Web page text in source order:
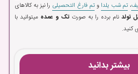
،تم شب یلدا وتم فارغ التحصیلی را نیز به کالاهای
تولد نام برده را به صورت تک و عمده میتوانید با
کنید.
بیشتر بدانید